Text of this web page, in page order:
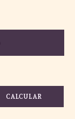
CALCULAR